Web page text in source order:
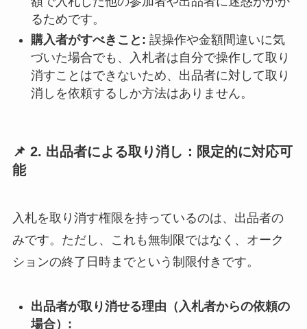
るためです。
購入者がすべきこと: 誤操作や金額間違いに気
づいた場合でも、入札者は自分で操作して取り
消すことはできないため、出品者に対して取り
消しを依頼するしか方法はありません。
📌 2. 出品者による取り消し：限定的に対応可
能
入札を取り消す権限を持っているのは、出品者の
みです。ただし、これも無制限ではなく、オーク
ションの終了日時までという制限付きです。
出品者が取り消せる理由（入札者からの依頼の
場合）: